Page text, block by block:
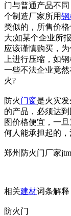
门与普通产品不
个制造厂家所用钢
类似的，所售价
大;如某个企业所
应该谨慎购买，
上进行压缩，如
一些不法企业竟
火?
防火门窗是火灾
的产品，必须达
图价格便宜，一
何人能承担起的，
郑州防火门厂家
相关建材词条解释
防火门